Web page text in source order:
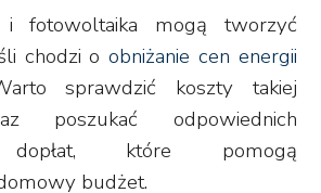
i fotowoltaika mogą tworzyć
chodzi oobniżanie cen energii
sprawdzić koszty takiej
poszukać odpowiednich
dopłat, które pomogą
budżet.